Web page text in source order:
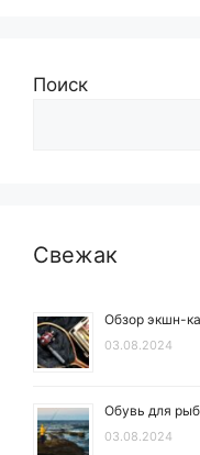
Поиск
Свежак
Обзор экшн-
03.08.2024
Обувь для
03.08.2024